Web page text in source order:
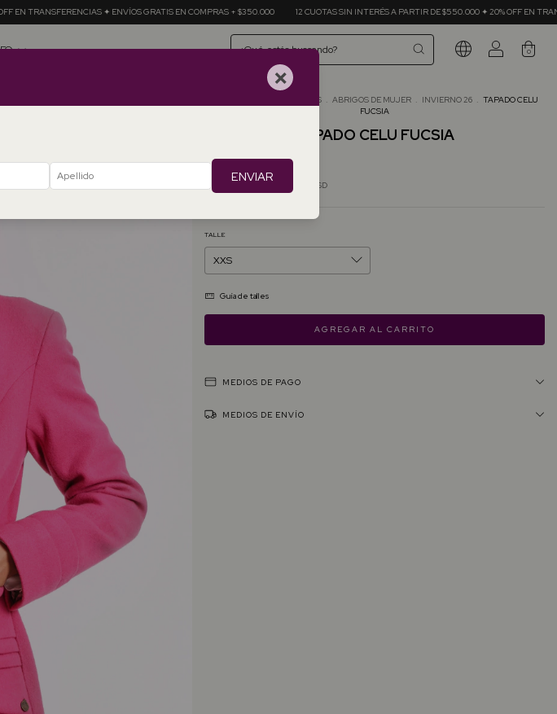
GRATIS EN COMPRAS + $350.000 12 CUOTAS SIN INTERÉS A PARTIR DE $550.000 ✦ 20% OFF EN TRANSFERENCIAS ✦ ENVÍOS
0
TODOS LOS ABRIGOS . ABRIGOS DE MUJER . INVIERNO 26 . TAPADO CELU
FUCSIA
TAPADO CELU FUCSIA
$644.60 USD
Precio sin impuestos $532.73 USD
TALLE
Guía de talles
MEDIOS DE PAGO
MEDIOS DE ENVÍO
×
ENVIAR